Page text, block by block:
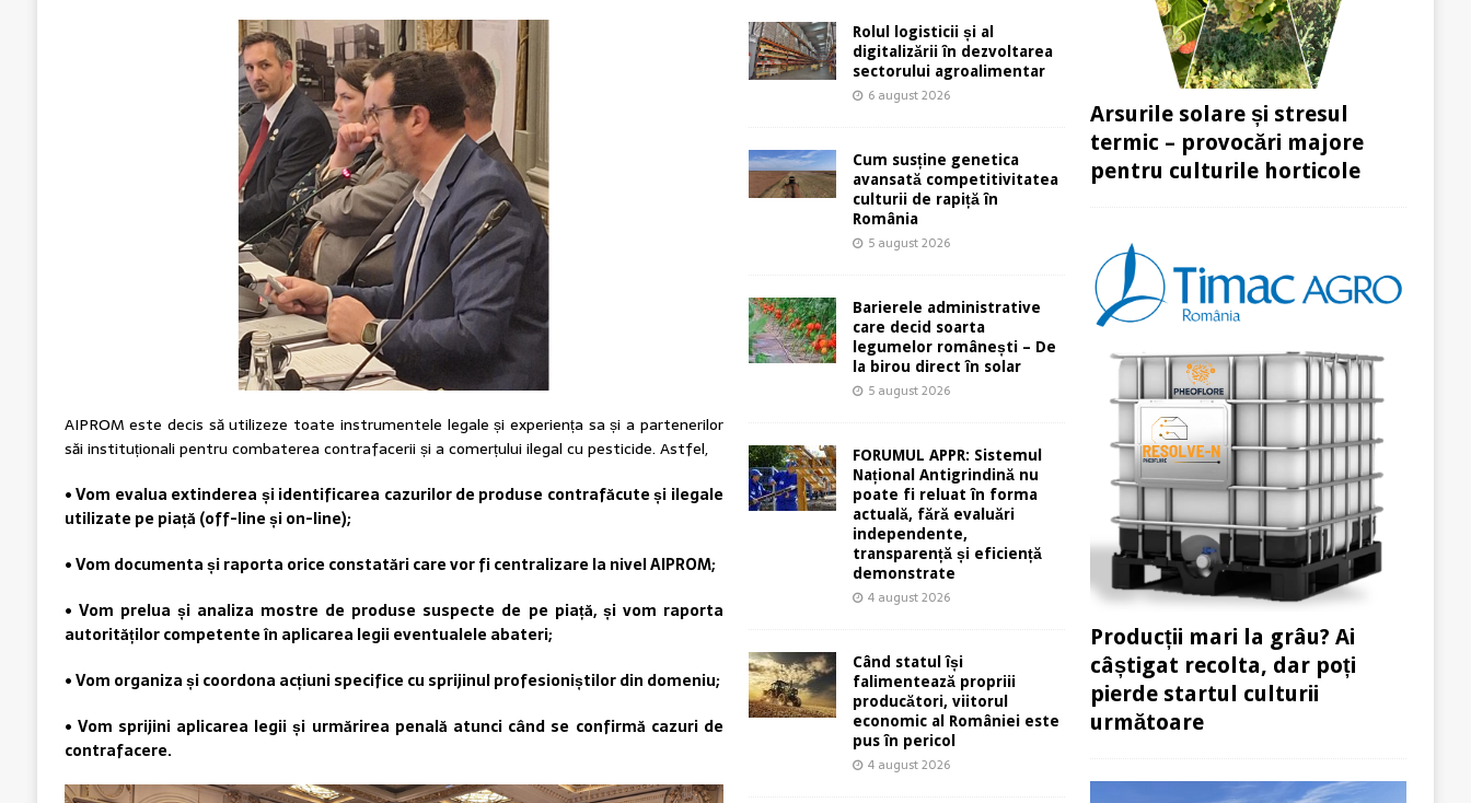
AIPROM este decis să utilizeze toate instrumentele legale și experiența sa și a partenerilor
săi instituționali pentru combaterea contrafacerii și a comerțului ilegal cu pesticide. Astfel,
• Vom evalua extinderea și identificarea cazurilor de produse contrafăcute și ilegale
utilizate pe piață (off-line și on-line);
• Vom documenta și raporta orice constatări care vor fi centralizare la nivel AIPROM;
• Vom prelua și analiza mostre de produse suspecte de pe piață, și vom raporta
autorităților competente în aplicarea legii eventualele abateri;
• Vom organiza și coordona acțiuni specifice cu sprijinul profesioniștilor din domeniu;
• Vom sprijini aplicarea legii și urmărirea penală atunci când se confirmă cazuri de
contrafacere.
Rolul logisticii și al
digitalizării în dezvoltarea
sectorului agroalimentar
6 august 2026
Cum susține genetica
avansată competitivitatea
culturii de rapiță în
România
5 august 2026
Barierele administrative
care decid soarta
legumelor românești – De
la birou direct în solar
5 august 2026
FORUMUL APPR: Sistemul
Național Antigrindină nu
poate fi reluat în forma
actuală, fără evaluări
independente,
transparență și eficiență
demonstrate
4 august 2026
Când statul își
falimentează propriii
producători, viitorul
economic al României este
pus în pericol
4 august 2026
Arsurile solare și stresul
termic – provocări majore
pentru culturile horticole
Producții mari la grâu? Ai
câștigat recolta, dar poți
pierde startul culturii
următoare